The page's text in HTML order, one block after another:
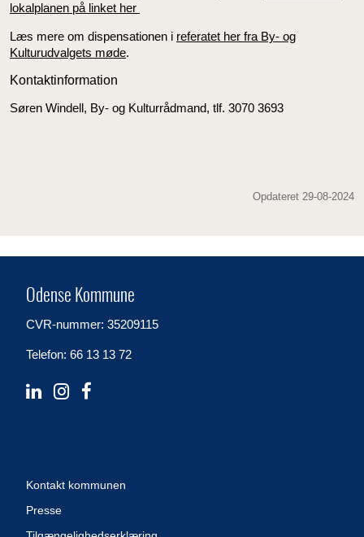
lokalplanen på linket her
Læs mere om dispensationen i referatet her fra By- og
Kulturudvalgets møde.
Kontaktinformation
Søren Windell, By- og Kulturrådmand, tlf. 3070 3693
Opdateret 29-08-2024
Odense Kommune
CVR-nummer: 35209115
Telefon: 66 13 13 72
Kontakt kommunen
Presse